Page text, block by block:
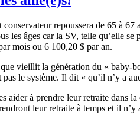
repoussera de 65 à
les âges car la SV, telle qu’elle
mois ou 6 100,20 $ par an.
vieillit la génération du « baby-
le système. Il dit « qu’il n’y a
à prendre leur retraite dans
leur retraite à temps et il